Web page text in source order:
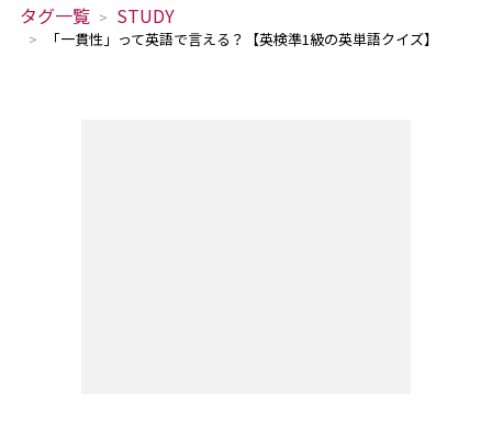
タグ一覧 STUDY
「一貫性」って英語で言える？【英検準1級の英単語クイズ】